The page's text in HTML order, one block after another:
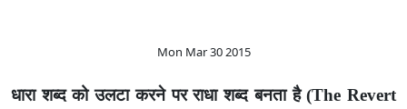
Mon Mar 30 2015
धारा शब्द को उलटा करने पर राधा शब्द बनता है(The Revert